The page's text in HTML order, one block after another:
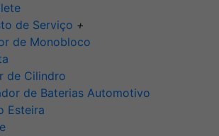
de Serviço +
de Monobloco
de Cilindro
de Baterias Automotivo
Esteira